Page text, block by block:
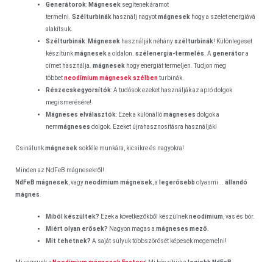
Generátorok: Mágnesek segítenek áramot
termelni.Szélturbinák használj nagyotmágnesek hogy a szelet energiává
alakítsuk.
Szélturbinák: Mágnesek használják néhányszélturbinák! Különlegeset
készítünkmágnesek a oldalon.szélenergia-termelés . Agenerátora
címet használja.mágnesek hogy energiát termeljen. Tudjon meg
többetneodímium mágnesek szélbenturbinák.
Részecskegyorsítók: A tudósok ezeket használják az apró dolgok
megismerésére!
Mágneses elválasztók: Ezek a különállómágneses dolgok a
nemmágneses dolgok. Ezeket újrahasznosításra használják!
Csinálunkmágnesek sokféle munkára, kicsikre és nagyokra!
Minden az NdFeB mágnesekről!
NdFeB mágnesek , vagyneodímium mágnesek , a legerősebb olyasmi...állandó
mágnes
Miből készültek? Ezek a következőkből készülnekneodímium , vas és bór.
Miért olyan erősek? Nagyon magas amágneses mező
Mit tehetnek? A saját súlyuk többszörösét képesek megemelni!